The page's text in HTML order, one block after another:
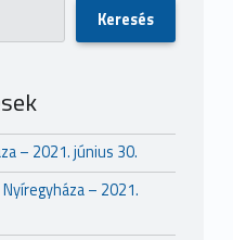
Keresés
– 2021. június 30.
– 2021.